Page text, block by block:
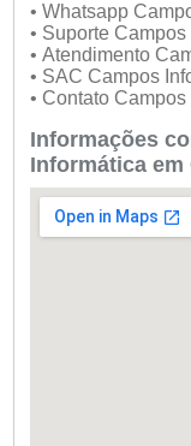
• Whatsapp
• Suporte
• Atendimento
• SAC Campos
• Contato
Informações
Informática em